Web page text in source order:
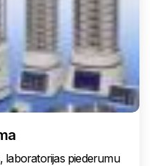
laboratorijas piederumu